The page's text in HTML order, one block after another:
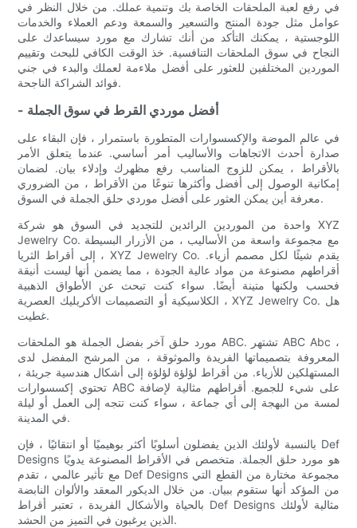
في رفع لعبة الملحقات الخاصة بك وتنمية عملك. من خلال النظر في
عوامل مثل جودة المنتج والتسعير والسمعة ودعم العملاء والخدمات
اللوجستية ، يمكنك التأكد من أنك تشارك مع مورد سيساعدك على
النجاح في سوق الملحقات التنافسية. خذ الوقت الكافي للبحث وتقييم
الموردين المختلفين للعثور على أفضل ملاءمة لعملك والبدء في جني
فوائد الشراكة الناجحة.
- أفضل موردي القرط في سوق الجملة
في عالم الموضة والإكسسوارات المتطورة باستمرار ، فإن البقاء على
صدارة أحدث الاتجاهات والأساليب أمر أساسي. عندما يتعلق الأمر
بالأقراط ، يمكن للزوج المناسب رفع مظهرك وإدلاء بيان. لضمان
إمكانية الوصول إلى أفضل وأكثرها تنوعًا من الأقراط ، من الضروري
معرفة أين يمكن العثور على أفضل موردي حلق الجملة في السوق.
واحدة من الموردين الرائدين للتجديد في السوق هو شركة XYZ
Jewelry Co. مع مجموعة واسعة من الأساليب ، من الأزرار البسيطة
إلى أقراط الثريا ، XYZ Jewelry Co. يقدم شيئًا لكل مصمم أزياء.
أقراطهم مصنوعة من مواد عالية الجودة ، مما يضمن أنها ليست أنيقة
فحسب ولكنها متينة أيضًا. سواء كنت تبحث عن الأطواق الذهبية
الكلاسيكية أو التصميمات الأكريليك العصرية ، XYZ Jewelry Co. هل
غطيت.
مورد حلق آخر بفضل الجملة هو الملحقات ABC. تشتهر ABC Abc ،
المعروفة بتصميماتها الفريدة والموثوقة ، من المرشح المفضل لدى
المستهلكين للأزياء. من أقراط لؤلؤة لؤلؤة إلى أشكال هندسية جريئة ،
تحتوي إكسسوارات ABC على شيء للجميع. أقراطهم مثالية لإضافة
لمسة من البهجة إلى أي جماعة ، سواء كنت تتجه إلى العمل أو ليلة
في المدينة.
بالنسبة لأولئك الذين يفضلون أسلوبًا أكثر بوهيميًا أو انتقائيًا ، فإن Def
Designs هو مورد حلق الجملة. متخصص في الأقراط المصنوعة يدويًا
مع تأثير عالمي ، تقدم Def Designs مجموعة مختارة من القطع التي
من المؤكد أنها ستقوم ببيان. من خلال الديكور المعقد والألوان النابضة
بالحياة والأشكال الفريدة ، تعتبر أقراط Def Designs مثالية لأولئك
الذين يرغبون في التميز من الحشد.